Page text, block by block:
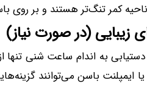
کمر تنگ‌تر هستند و بر روی
دستیابی به اندام ساعت شنی
یا ایمپلنت باسن می‌توانند